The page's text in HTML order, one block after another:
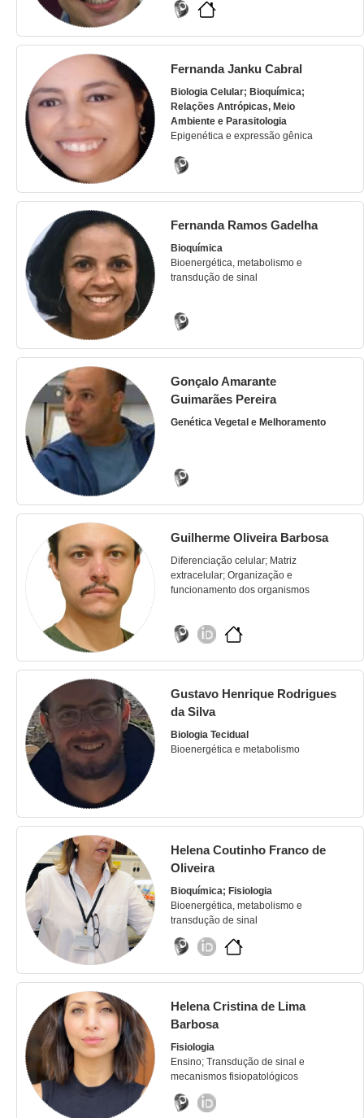
Fernanda Janku Cabral
Biologia Celular; Bioquímica;
Relações Antrópicas, Meio
Ambiente e Parasitologia
Epigenética e expressão gênica
Fernanda Ramos Gadelha
Bioquímica
Bioenergética, metabolismo e
transdução de sinal
Gonçalo Amarante
Guimarães Pereira
Genética Vegetal e Melhoramento
Guilherme Oliveira Barbosa
Diferenciação celular; Matriz
extracelular; Organização e
funcionamento dos organismos
Gustavo Henrique Rodrigues
da Silva
Biologia Tecidual
Bioenergética e metabolismo
Helena Coutinho Franco de
Oliveira
Bioquímica; Fisiologia
Bioenergética, metabolismo e
transdução de sinal
Helena Cristina de Lima
Barbosa
Fisiologia
Ensino; Transdução de sinal e
mecanismos fisiopatológicos